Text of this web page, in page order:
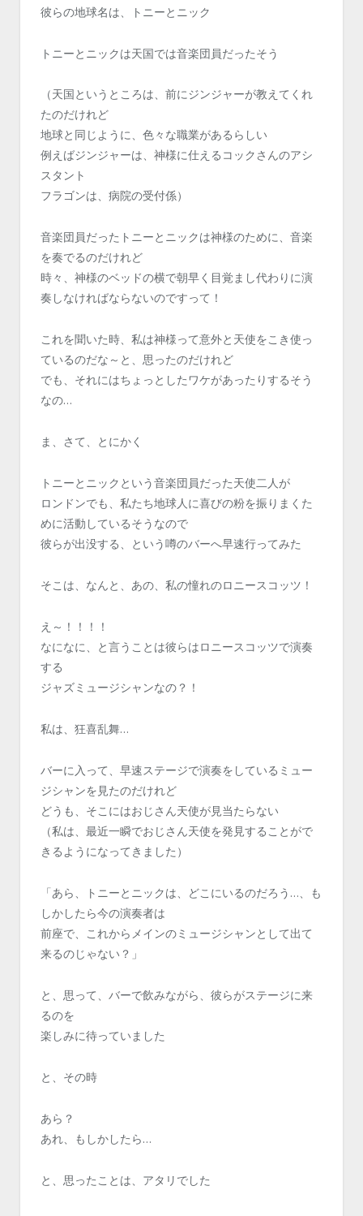
彼らの地球名は、トニーとニック
トニーとニックは天国では音楽団員だったそう
（天国というところは、前にジンジャーが教えてくれ
たのだけれど
地球と同じように、色々な職業があるらしい
例えばジンジャーは、神様に仕えるコックさんのアシ
スタント
フラゴンは、病院の受付係）
音楽団員だったトニーとニックは神様のために、音楽
を奏でるのだけれど
時々、神様のベッドの横で朝早く目覚まし代わりに演
奏しなければならないのですって！
これを聞いた時、私は神様って意外と天使をこき使っ
ているのだな～と、思ったのだけれど
でも、それにはちょっとしたワケがあったりするそう
なの…
ま、さて、とにかく
トニーとニックという音楽団員だった天使二人が
ロンドンでも、私たち地球人に喜びの粉を振りまくた
めに活動しているそうなので
彼らが出没する、という噂のバーへ早速行ってみた
そこは、なんと、あの、私の憧れのロニースコッツ！
え～！！！！
なになに、と言うことは彼らはロニースコッツで演奏
する
ジャズミュージシャンなの？！
私は、狂喜乱舞…
バーに入って、早速ステージで演奏をしているミュー
ジシャンを見たのだけれど
どうも、そこにはおじさん天使が見当たらない
（私は、最近一瞬でおじさん天使を発見することがで
きるようになってきました）
「あら、トニーとニックは、どこにいるのだろう…、も
しかしたら今の演奏者は
前座で、これからメインのミュージシャンとして出て
来るのじゃない？」
と、思って、バーで飲みながら、彼らがステージに来
るのを
楽しみに待っていました
と、その時
あら？
あれ、もしかしたら…
と、思ったことは、アタリでした